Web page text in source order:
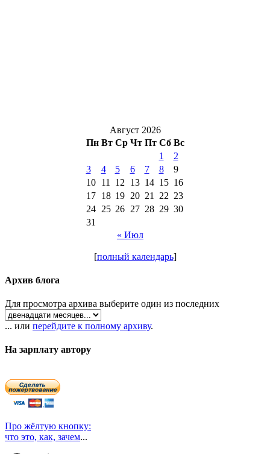
Август 2026
Пн Вт Ср Чт Пт Сб Вс
1
2
3
4 5 6 7 8
9
10
11 12 13 14 15 16
17
18 19 20 21 22 23
24
25 26 27 28 29 30
31
« Июл
[полный календарь]
Архив блога
Для просмотра архива выберите один из последних
... или перейдите к полному архиву.
На зарплату автору
Про жёлтую кнопку:
что это, как, зачем...